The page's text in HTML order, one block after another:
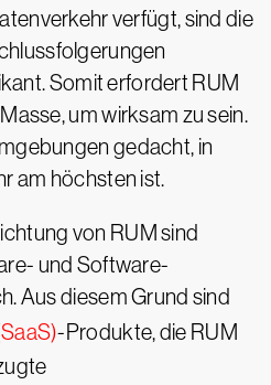
verfügt, sind die
Somit erfordert RUM
um wirksam zu sein.
gedacht, in
am höchsten ist.
von RUM sind
und Software-
Aus diesem Grund sind
-Produkte, die RUM